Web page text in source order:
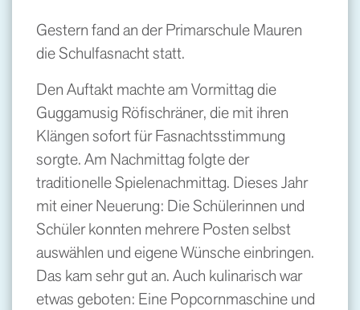
Gestern fand an der Primarschule Mauren
die Schulfasnacht statt.
Den Auftakt machte am Vormittag die
Guggamusig Röfischräner, die mit ihren
Klängen sofort für Fasnachtsstimmung
sorgte. Am Nachmittag folgte der
traditionelle Spielenachmittag. Dieses Jahr
mit einer Neuerung: Die Schülerinnen und
Schüler konnten mehrere Posten selbst
auswählen und eigene Wünsche einbringen.
Das kam sehr gut an. Auch kulinarisch war
etwas geboten: Eine Popcornmaschine und